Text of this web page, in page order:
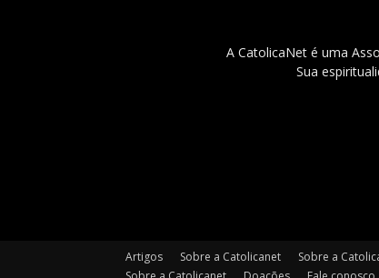
A CatolicaNet é uma
Sua
Artigos Sobre a Catolicanet Sobre a